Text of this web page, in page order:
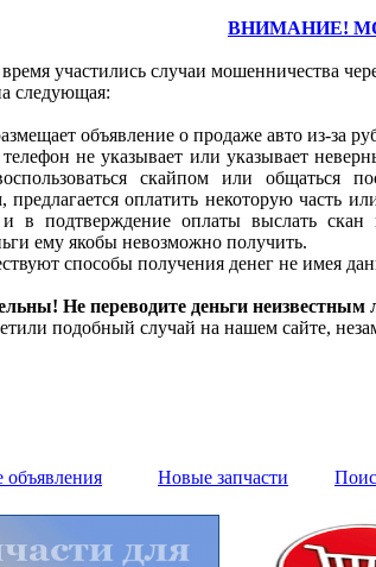
ВНИМАНИЕ!
участились случаи мошенничества
следующая:
объявление о продаже авто из-за
не указывает или указывает
скайпом или общаться
оплатить некоторую часть
в подтверждение оплаты выслать
ему якобы невозможно получить.
способы получения денег не имея
Не переводите деньги неизвестным
подобный случай на нашем сайте,
объявления Новые запчасти